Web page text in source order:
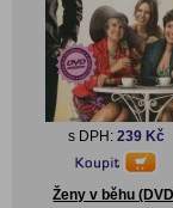
s DPH: 239 Kč
Ženy v běhu